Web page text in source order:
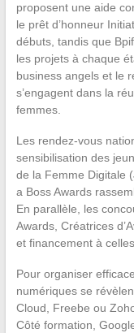
proposent une aide
le prêt d’honneur
débuts, tandis que
les projets à chaque
business angels et le
s’engagent dans la
femmes.
Les rendez-vous
sensibilisation des
de la Femme Digitale
a Boss Awards
En parallèle, les
Awards, Créatrices
et financement à
Pour organiser
numériques se
Cloud, Freebe ou
Côté formation,